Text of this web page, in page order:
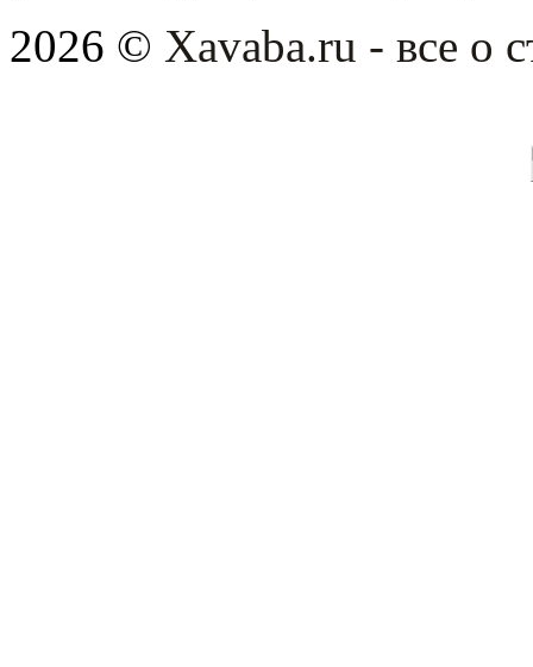
2026 © Xavaba.ru - все о